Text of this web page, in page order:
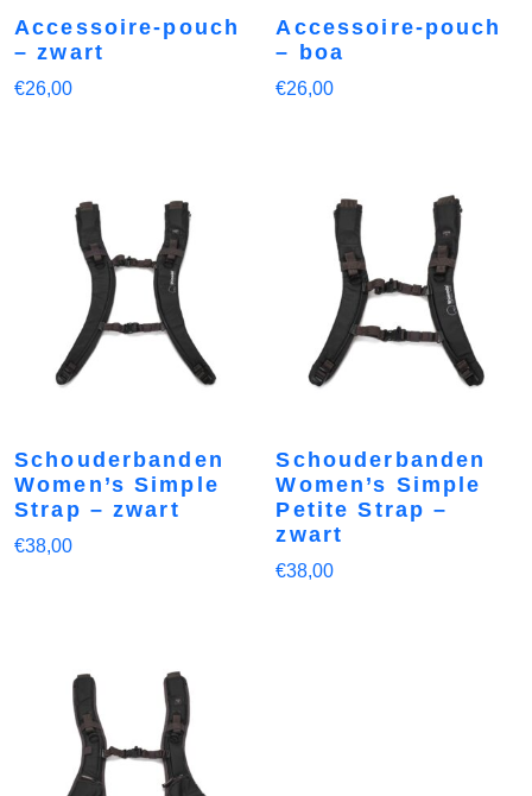
Accessoire-pouch
– zwart
€26,00
Accessoire-pouch
– boa
€26,00
Schouderbanden
Women’s Simple
Strap – zwart
€38,00
Schouderbanden
Women’s Simple
Petite Strap –
zwart
€38,00